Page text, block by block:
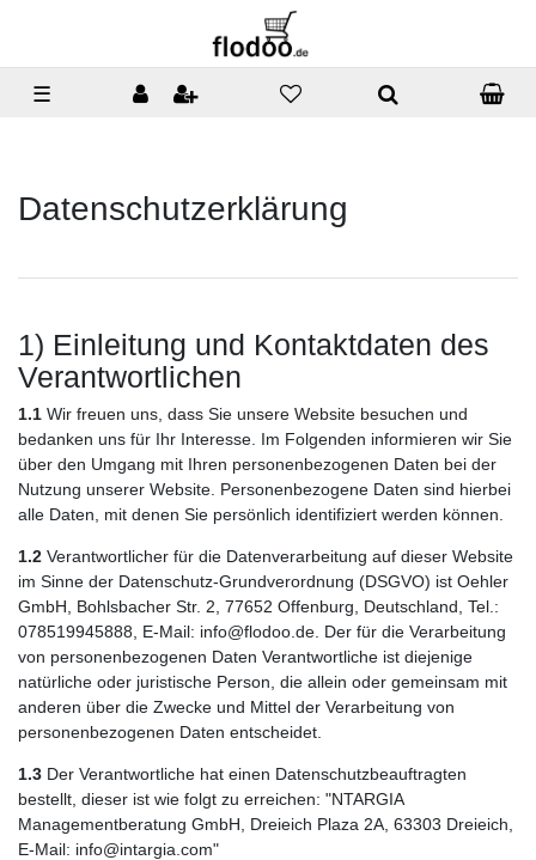
☰
Daten­schutz­erklärung
1) Einleitung und Kontaktdaten des
Verantwortlichen
1.1 Wir freuen uns, dass Sie unsere Website besuchen und
bedanken uns für Ihr Interesse. Im Folgenden informieren wir Sie
über den Umgang mit Ihren personenbezogenen Daten bei der
Nutzung unserer Website. Personenbezogene Daten sind hierbei
alle Daten, mit denen Sie persönlich identifiziert werden können.
1.2 Verantwortlicher für die Datenverarbeitung auf dieser Website
im Sinne der Datenschutz-Grundverordnung (DSGVO) ist Oehler
GmbH, Bohlsbacher Str. 2, 77652 Offenburg, Deutschland, Tel.:
078519945888, E-Mail: info@flodoo.de. Der für die Verarbeitung
von personenbezogenen Daten Verantwortliche ist diejenige
natürliche oder juristische Person, die allein oder gemeinsam mit
anderen über die Zwecke und Mittel der Verarbeitung von
personenbezogenen Daten entscheidet.
1.3 Der Verantwortliche hat einen Datenschutzbeauftragten
bestellt, dieser ist wie folgt zu erreichen: "NTARGIA
Managementberatung GmbH, Dreieich Plaza 2A, 63303 Dreieich,
E-Mail: info@intargia.com"